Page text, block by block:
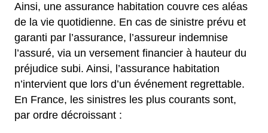
Ainsi, une assurance habitation couvre ces aléas
de la vie quotidienne. En cas de sinistre prévu et
garanti par l’assurance, l’assureur indemnise
l’assuré, via un versement financier à hauteur du
préjudice subi. Ainsi, l’assurance habitation
n’intervient que lors d’un événement regrettable.
En France, les sinistres les plus courants sont,
par ordre décroissant :